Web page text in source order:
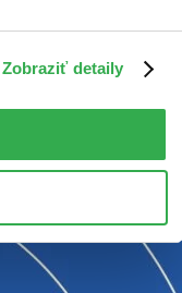
Zobraziť detaily